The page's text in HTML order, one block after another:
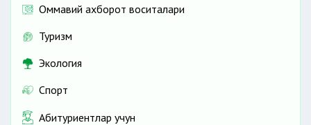
Оммавий ахборот воситалари
Туризм
Экология
Спорт
Абитуриентлар учун